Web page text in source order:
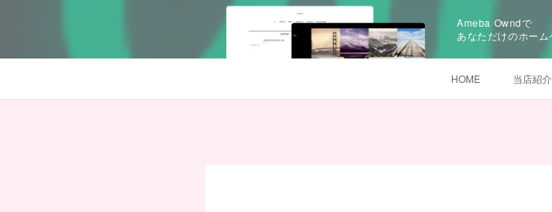
Ameba Owndで
あなただけのホー
HOME 当店紹介